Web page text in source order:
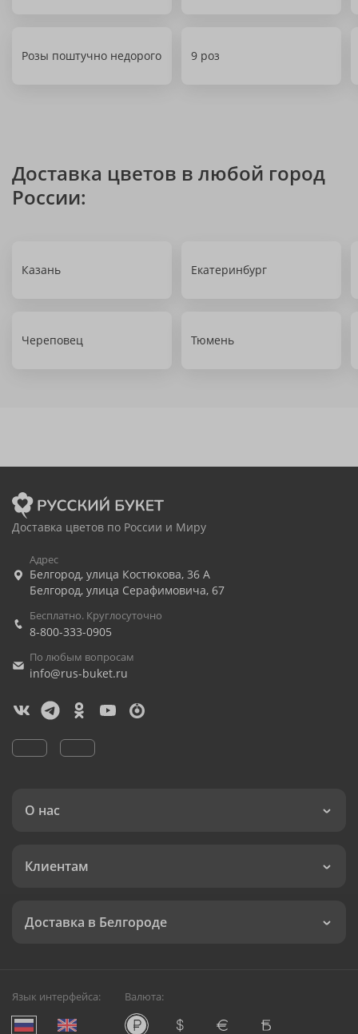
Розы поштучно недорого 9 роз
Доставка цветов в любой город
России:
Казань Екатеринбург
Череповец Тюмень
Доставка цветов по России и Миру
Адрес
Белгород, улица Костюкова, 36 А
Белгород, улица Серафимовича, 67
Бесплатно. Круглосуточно
8-800-333-0905
По любым вопросам
info@rus-buket.ru
О нас
Клиентам
Доставка в Белгороде
Язык интерфейса: Валюта: